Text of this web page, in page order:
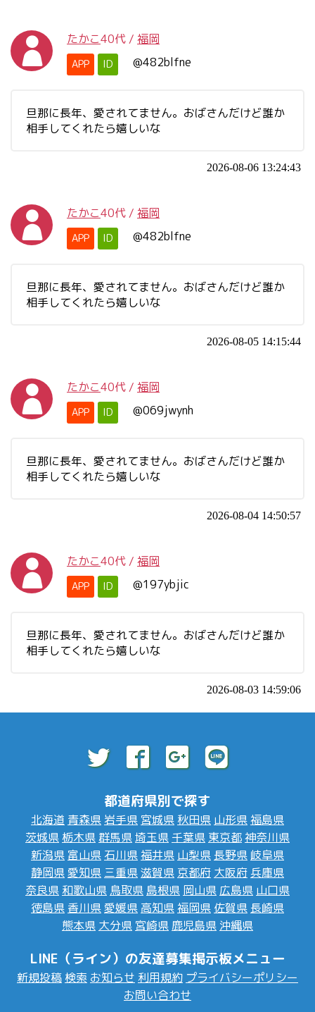
たかこ40代 / 福岡
APP ID @482blfne
旦那に長年、愛されてません。おばさんだけど誰か
相手してくれたら嬉しいな
2026-08-06 13:24:43
たかこ40代 / 福岡
APP ID @482blfne
旦那に長年、愛されてません。おばさんだけど誰か
相手してくれたら嬉しいな
2026-08-05 14:15:44
たかこ40代 / 福岡
APP ID @069jwynh
旦那に長年、愛されてません。おばさんだけど誰か
相手してくれたら嬉しいな
2026-08-04 14:50:57
たかこ40代 / 福岡
APP ID @197ybjic
旦那に長年、愛されてません。おばさんだけど誰か
相手してくれたら嬉しいな
2026-08-03 14:59:06
都道府県別で探す
北海道 青森県 岩手県 宮城県 秋田県 山形県福島県
茨城県 栃木県群馬県埼玉県 千葉県 東京都神奈川県
新潟県 富山県 石川県福井県 山梨県 長野県 岐阜県
静岡県愛知県 三重県滋賀県 京都府 大阪府 兵庫県
奈良県 和歌山県 鳥取県 島根県 岡山県 広島県 山口県
徳島県 香川県愛媛県 高知県福岡県 佐賀県 長崎県
熊本県 大分県 宮崎県 鹿児島県 沖縄県
LINE（ライン）の友達募集掲示板メニュー
新規投稿 検索 お知らせ 利用規約 プライバシーポリシー
お問い合わせ